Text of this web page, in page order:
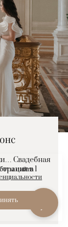
Свадебная
в 1
сайта